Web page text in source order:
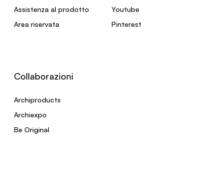
Assistenza al prodotto
Area riservata
Youtube
Pinterest
Collaborazioni
Archiproducts
Archiexpo
Be Original